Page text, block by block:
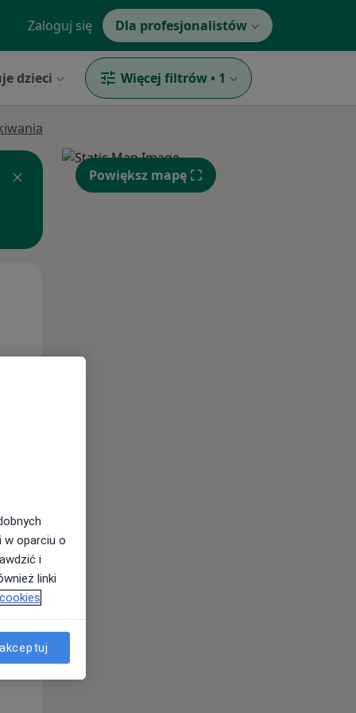
Zaloguj się Dla profesjonalistów
dzieci Więcej filtrów • 1
Śr,
12 Sie
Powiększ mapę
w oparciu o
i
linki